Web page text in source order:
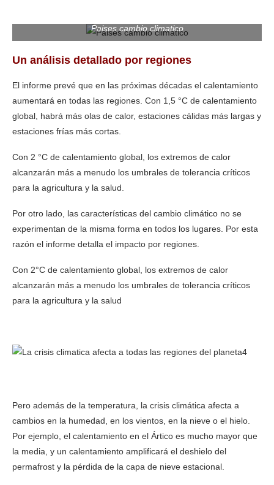
Paises cambio climatico
Un análisis detallado por regiones
El informe prevé que en las próximas décadas el calentamiento
aumentará en todas las regiones. Con 1,5 °C de calentamiento
global, habrá más olas de calor, estaciones cálidas más largas y
estaciones frías más cortas.
Con 2 °C de calentamiento global, los extremos de calor
alcanzarán más a menudo los umbrales de tolerancia críticos
para la agricultura y la salud.
Por otro lado, las características del cambio climático no se
experimentan de la misma forma en todos los lugares. Por esta
razón el informe detalla el impacto por regiones.
Con 2°C de calentamiento global, los extremos de calor
alcanzarán más a menudo los umbrales de tolerancia críticos
para la agricultura y la salud
Pero además de la temperatura, la crisis climática afecta a
cambios en la humedad, en los vientos, en la nieve o el hielo.
Por ejemplo, el calentamiento en el Ártico es mucho mayor que
la media, y un calentamiento amplificará el deshielo del
permafrost y la pérdida de la capa de nieve estacional.